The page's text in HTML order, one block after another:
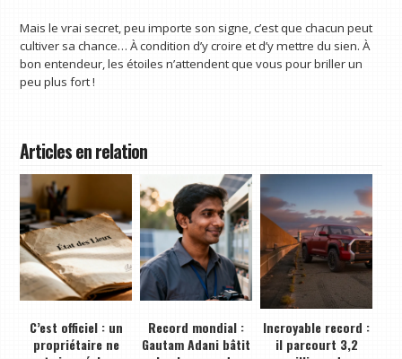
Mais le vrai secret, peu importe son signe, c’est que chacun peut
cultiver sa chance… À condition d’y croire et d’y mettre du sien. À
bon entendeur, les étoiles n’attendent que vous pour briller un
peu plus fort !
Articles en relation
C’est officiel : un
propriétaire ne
Record mondial :
Gautam Adani bâtit
Incroyable record :
il parcourt 3,2